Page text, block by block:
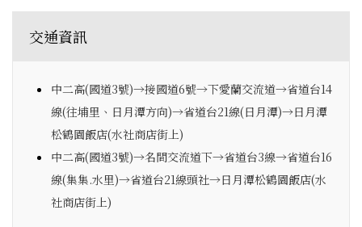
交通資訊
中二高(國道3號)→接國道6號→下愛蘭交流道→省道台14
線(往埔里、日月潭方向)→省道台21線(日月潭)→日月潭
松鶴園飯店(水社商店街上)
中二高(國道3號)→名間交流道下→省道台3線→省道台16
線(集集.水里)→省道台21線頭社→日月潭松鶴園飯店(水
社商店街上)